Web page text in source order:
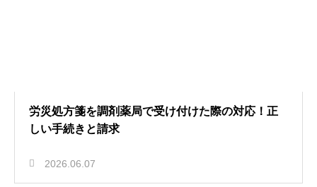
労災処方箋を調剤薬局で受け付けた際の対応！正
しい手続きと請求
2026.06.07